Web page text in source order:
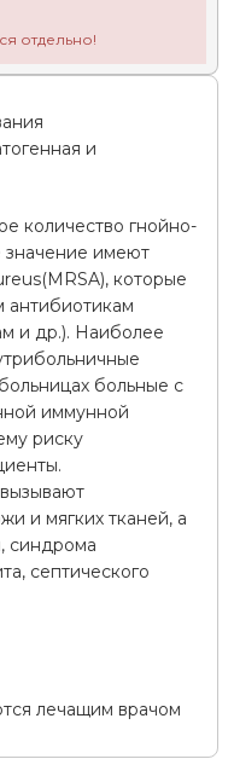
отдельно!
и
количество гнойно-
значение имеют
которые
антибиотикам
и др.). Наиболее
больные с
иммунной
риску
и мягких тканей, а
синдрома
септического
лечащим врачом